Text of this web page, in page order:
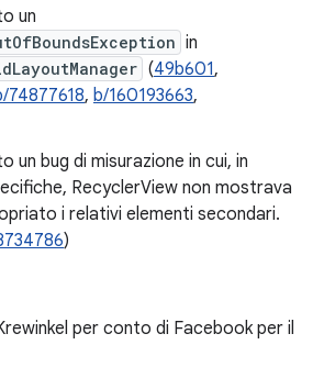
un
in
(49b601,
74877618, b/160193663,
un bug di misurazione in cui, in
RecyclerView non mostrava
i relativi elementi secondari.
)
per conto di Facebook per il